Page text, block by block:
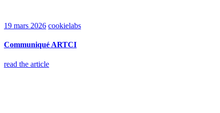
19 mars 2026 cookielabs
Communiqué ARTCI
read the article